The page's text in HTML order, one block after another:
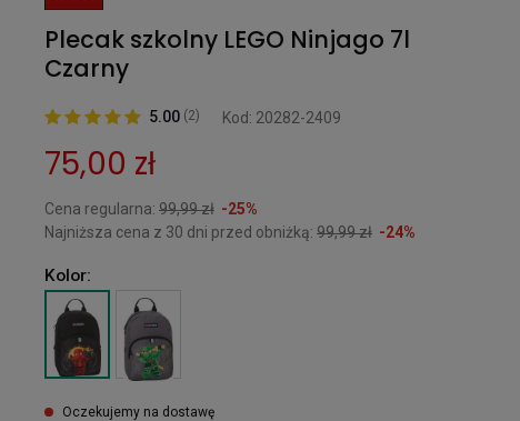
Plecak szkolny LEGO Ninjago 7l
Czarny
5.00 (2) Kod: 20282-2409
75,00 zł
Cena regularna: 99,99 zł -25%
Najniższa cena z 30 dni przed obniżką: 99,99 zł -24%
Kolor:
Oczekujemy na dostawę